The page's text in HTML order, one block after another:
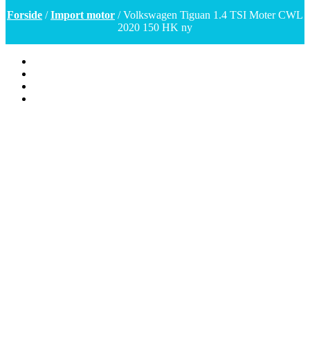
Forside /Import motor / Volkswagen Tiguan 1.4 TSI Moter CWL
2020 150 HK ny